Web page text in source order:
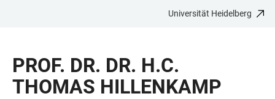
BARRIEREFREIHEIT
Universität Heidelberg
PROF. DR. DR. H.C.
THOMAS HILLENKAMP